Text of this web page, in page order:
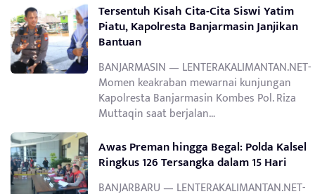
Tersentuh Kisah Cita-Cita Siswi Yatim
Piatu, Kapolresta Banjarmasin Janjikan
Bantuan
BANJARMASIN — LENTERAKALIMANTAN.NET-
Momen keakraban mewarnai kunjungan
Kapolresta Banjarmasin Kombes Pol. Riza
Muttaqin saat berjalan…
Awas Preman hingga Begal: Polda Kalsel
Ringkus 126 Tersangka dalam 15 Hari
BANJARBARU — LENTERAKALIMANTAN.NET-